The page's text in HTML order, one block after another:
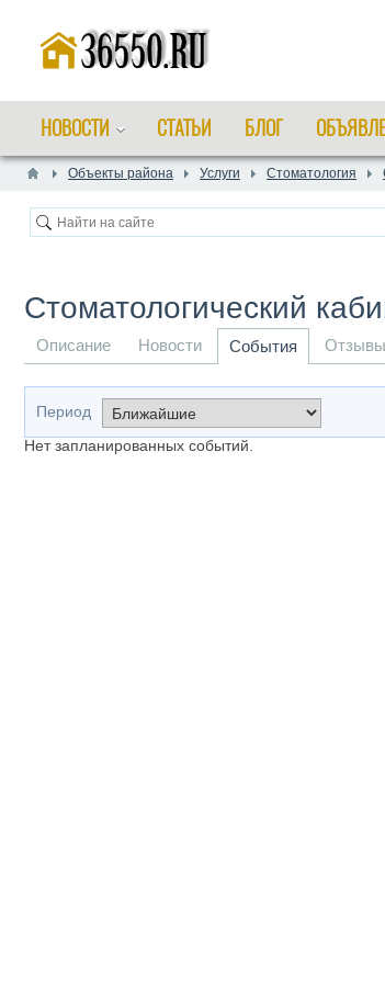
НОВОСТИ СТАТЬИ БЛОГ
Объекты района Услуги Стоматология
Стоматологический
Описание Новости События Отзывы
Период
Нет запланированных событий.